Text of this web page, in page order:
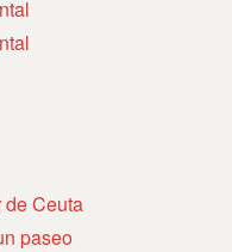
de Ceuta
paseo